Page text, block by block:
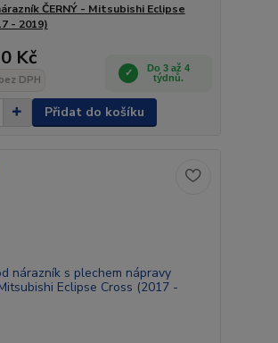
ČERNÝ - Mitsubishi Eclipse
- 2019)
Kč
DPH
Do 3 až 4
týdnů.
Přidat do košíku